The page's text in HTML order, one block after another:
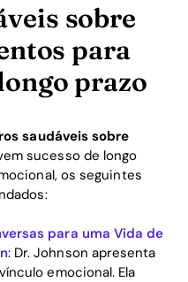
sobre
para
prazo
saudáveis sobre
sucesso de longo
os seguintes
para uma Vida de
: Dr. Johnson apresenta
emocional. Ela